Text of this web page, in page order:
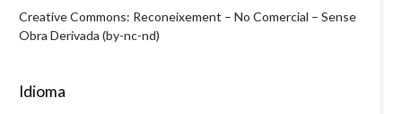
Creative Commons: Reconeixement – No Comercial – Sense
Obra Derivada (by-nc-nd)
Idioma